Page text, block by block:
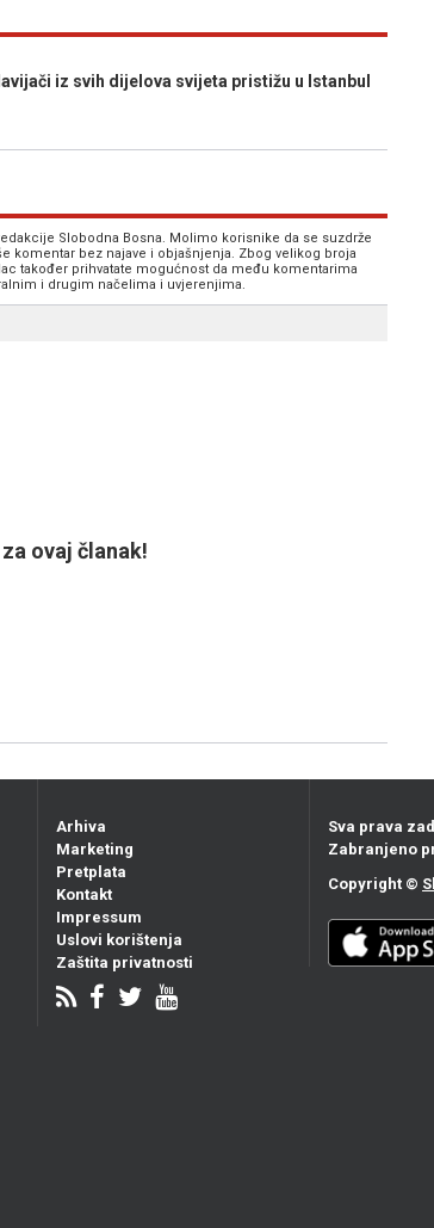
iz svih dijelova svijeta pristižu u Istanbul
Slobodna Bosna. Molimo korisnike da se suzdrže
komentar bez najave i objašnjenja. Zbog velikog broja
također prihvatate mogućnost da među komentarima
i drugim načelima i uvjerenjima.
ovaj članak!
Arhiva
Marketing
Pretplata
Kontakt
Impressum
Uslovi korištenja
Zaštita privatnosti
Sva prava
Zabranjeno
Copyright ©